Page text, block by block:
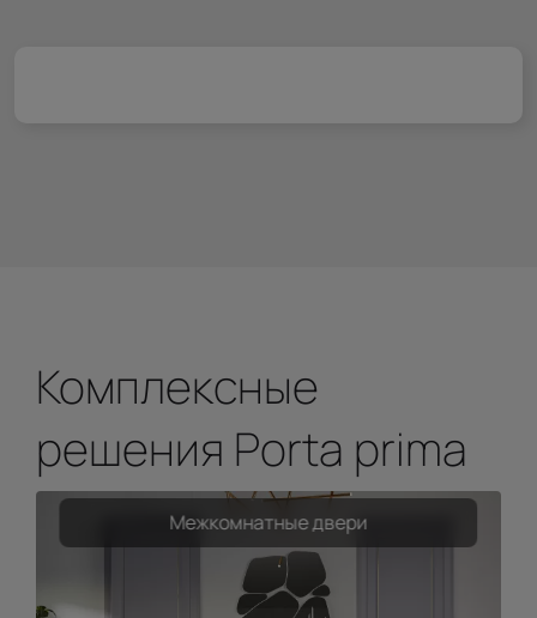
Комплексные
решения Porta prima
Межкомнатные двери